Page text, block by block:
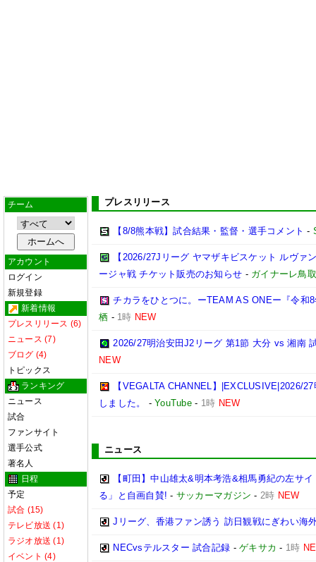
チーム
アカウント
ログイン
新規登録
新着情報
プレスリリース (6)
ニュース (7)
ブログ (4)
トピックス
ランキング
ニュース
試合
ファンサイト
選手公式
著名人
日程
予定
試合 (15)
テレビ放送 (1)
ラジオ放送 (1)
イベント (4)
プレスリリース
【8/8熊本戦】試合結果・監督・選手コメント -
【2026/27Jリーグ ヤマザキビスケット ルヴ
ージャ戦 チケット販売のお知らせ - ガイナーレ鳥取
チカラをひとつに。ーTEAM AS ONEー『令和
栖 - 1時 NEW
2026/27明治安田J2リーグ 第1節 大分 vs 湘南
NEW
【VEGALTA CHANNEL】|EXCLUSIVE|2026/
しました。
-YouTube - 1時 NEW
ニュース
【町田】中山雄太&明本考浩&相馬勇紀の左サ
る」と自画自賛! - サッカーマガジン - 2時 NEW
Jリーグ、香港ファン誘う 訪日観戦にぎわい海
NECvsテルスター 試合記録 -ゲキサカ - 1時